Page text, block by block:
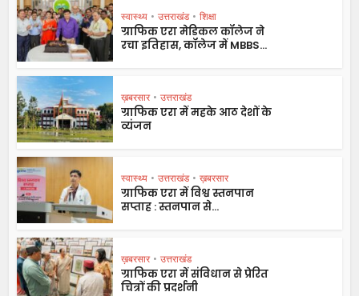
स्वास्थ्य • उत्तराखंड • शिक्षा
ग्राफिक एरा मेडिकल कॉलेज ने
रचा इतिहास, कॉलेज में MBBS...
ख़बरसार • उत्तराखंड
ग्राफिक एरा में महके आठ देशों के
व्यंजन
स्वास्थ्य • उत्तराखंड • ख़बरसार
ग्राफिक एरा में विश्व स्तनपान
सप्ताह : स्तनपान से...
ख़बरसार • उत्तराखंड
ग्राफिक एरा में संविधान से प्रेरित
चित्रों की प्रदर्शनी